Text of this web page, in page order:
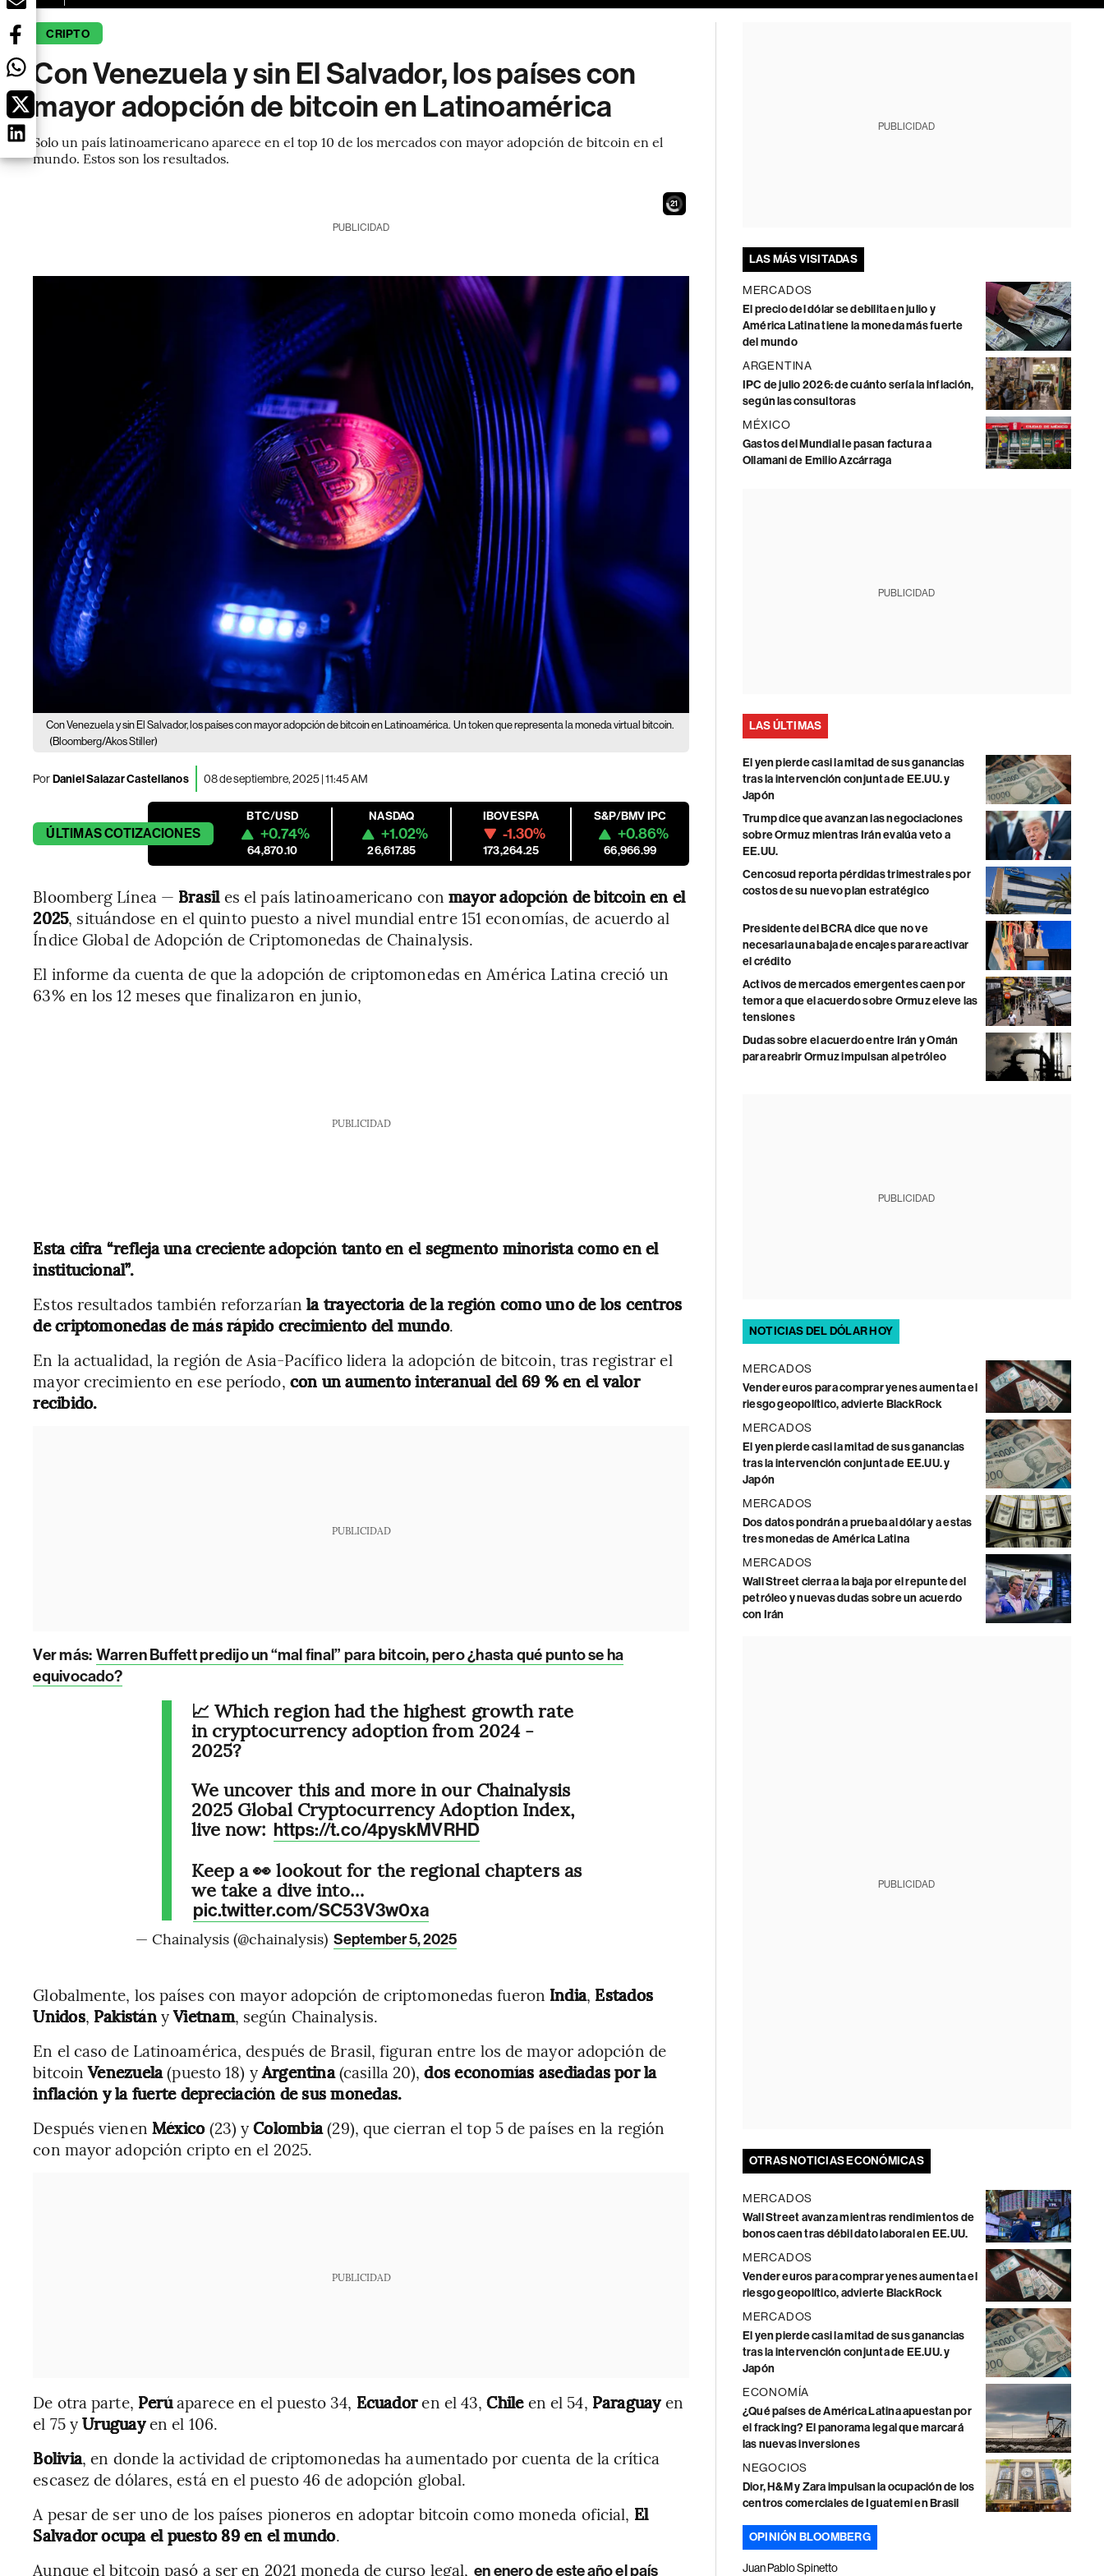
CRIPTO
Con Venezuela y sin El Salvador, los países con
mayor adopción de bitcoin en Latinoamérica
Solo un país latinoamericano aparece en el top 10 de los mercados con mayor adopción de bitcoin en el
mundo. Estos son los resultados.
19
PUBLICIDAD
Con Venezuela y sin El Salvador, los países con mayor adopción de bitcoin en Latinoamérica. Un token que representa la moneda virtual bitcoin.
(Bloomberg/Akos Stiller)
PorDaniel Salazar Castellanos 08 de septiembre, 2025 | 11:45 AM
ÚLTIMASCOTIZACIONES
BTC/USD
+0.74%
64,870.10
NASDAQ
+1.02%
26,617.85
IBOVESPA
-1.30%
173,264.25
S&P/BMV IPC
+0.86%
66,966.99
Bloomberg Línea — Brasiles el país latinoamericano con mayor adopción de bitcoin en el
2025, situándose en el quinto puesto a nivel mundial entre 151 economías, de acuerdo al
Índice Global de Adopción de Criptomonedas de Chainalysis.
El informe da cuenta de que la adopción de criptomonedas en América Latina creció un
63% en los 12 meses que finalizaron en junio,
PUBLICIDAD
Esta cifra “refleja una creciente adopción tanto en el segmento minorista como en el
institucional”.
Estos resultados también reforzarían la trayectoria de la región como uno de los centros
de criptomonedas de más rápido crecimiento del mundo.
En la actualidad, la región de Asia-Pacífico lidera la adopción de bitcoin, tras registrar el
mayor crecimiento en ese período, con un aumento interanual del 69 % en el valor
recibido.
PUBLICIDAD
Ver más: Warren Buffett predijo un “mal final” para bitcoin, pero ¿hasta qué punto se ha
equivocado?
📈 Which region had the highest growth rate
in cryptocurrency adoption from 2024 -
2025?
We uncover this and more in our Chainalysis
2025 Global Cryptocurrency Adoption Index,
live now: https://t.co/4pyskMVRHD
Keep a 👀 lookout for the regional chapters as
we take a dive into…
pic.twitter.com/SC53V3w0xa
— Chainalysis (@chainalysis) September 5, 2025
Globalmente, los países con mayor adopción de criptomonedas fueron India, Estados
Unidos, PakistányVietnam, según Chainalysis.
En el caso de Latinoamérica, después de Brasil, figuran entre los de mayor adopción de
bitcoinVenezuela(puesto 18) yArgentina(casilla 20),dos economías asediadas por la
inflación y la fuerte depreciación de sus monedas.
Después vienen México(23) yColombia(29), que cierran el top 5 de países en la región
con mayor adopción cripto en el 2025.
PUBLICIDAD
De otra parte, Perúaparece en el puesto 34, Ecuadoren el 43,Chileen el 54, Paraguayen
el 75 yUruguayen el 106.
Bolivia, en donde la actividad de criptomonedas ha aumentado por cuenta de la crítica
escasez de dólares, está en el puesto 46 de adopción global.
A pesar de ser uno de los países pioneros en adoptar bitcoin como moneda oficial, El
Salvador ocupa el puesto 89 en el mundo.
Aunque el bitcoin pasó a ser en 2021 moneda de curso legal, en enero de este año el país
PUBLICIDAD
LAS MÁS VISITADAS
MERCADOS
El precio del dólar se debilita en julio y
América Latina tiene la moneda más fuerte
del mundo
ARGENTINA
IPC de julio 2026: de cuánto sería la inflación,
según las consultoras
MÉXICO
Gastos del Mundial le pasan factura a
Ollamani de Emilio Azcárraga
PUBLICIDAD
LAS ÚLTIMAS
El yen pierde casi la mitad de sus ganancias
tras la intervención conjunta de EE.UU. y
Japón
Trump dice que avanzan las negociaciones
sobre Ormuz mientras Irán evalúa veto a
EE.UU.
Cencosud reporta pérdidas trimestrales por
costos de su nuevo plan estratégico
Presidente del BCRA dice que no ve
necesaria una baja de encajes para reactivar
el crédito
Activos de mercados emergentes caen por
temor a que el acuerdo sobre Ormuz eleve las
tensiones
Dudas sobre el acuerdo entre Irán y Omán
para reabrir Ormuz impulsan al petróleo
PUBLICIDAD
NOTICIAS DEL DÓLAR HOY
MERCADOS
Vender euros para comprar yenes aumenta el
riesgo geopolítico, advierte BlackRock
MERCADOS
El yen pierde casi la mitad de sus ganancias
tras la intervención conjunta de EE.UU. y
Japón
MERCADOS
Dos datos pondrán a prueba al dólar y a estas
tres monedas de América Latina
MERCADOS
Wall Street cierra a la baja por el repunte del
petróleo y nuevas dudas sobre un acuerdo
con Irán
PUBLICIDAD
OTRAS NOTICIAS ECONÓMICAS
MERCADOS
Wall Street avanza mientras rendimientos de
bonos caen tras débil dato laboral en EE.UU.
MERCADOS
Vender euros para comprar yenes aumenta el
riesgo geopolítico, advierte BlackRock
MERCADOS
El yen pierde casi la mitad de sus ganancias
tras la intervención conjunta de EE.UU. y
Japón
ECONOMÍA
¿Qué países de América Latina apuestan por
el fracking? El panorama legal que marcará
las nuevas inversiones
NEGOCIOS
Dior, H&M y Zara impulsan la ocupación de los
centros comerciales de Iguatemi en Brasil
OPINIÓN BLOOMBERG
Juan Pablo Spinetto